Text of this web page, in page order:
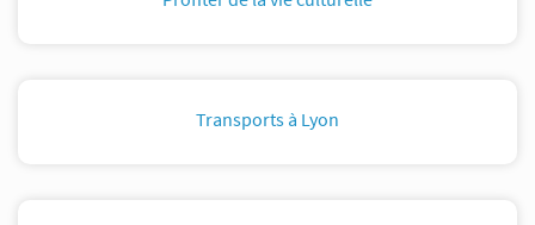
Transports à Lyon